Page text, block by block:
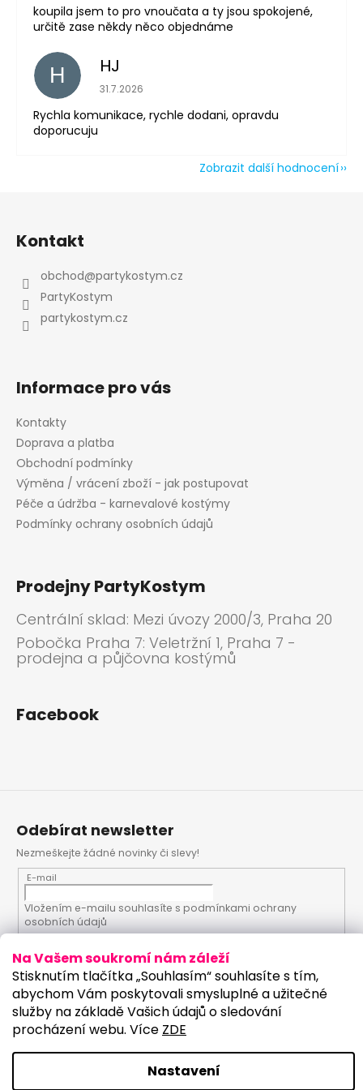
Na Vašem soukromí nám záleží
Stisknutím tlačítka „Souhlasím“ souhlasíte s tím,
abychom Vám poskytovali smysluplné a užitečné
služby na základě Vašich údajů o sledování
procházení webu. Více ZDE
Nastavení
koupila jsem to pro vnoučata a ty jsou spokojené,
určitě zase někdy něco objednáme
H HJ
Hodnocení obchodu je 5 z 5 hvězdiček.
31.7.2026
Rychla komunikace, rychle dodani, opravdu
doporucuju
Zobrazit další hodnocení
Odebírat newsletter
Nezmeškejte žádné novinky či slevy!
E-mail
Vložením e-mailu souhlasíte s podmínkami ochrany
osobních údajů
PŘIHLÁSIT SE
Kontakt
obchod@partykostym.cz
PartyKostym
partykostym.cz
Informace pro vás
Kontakty
Doprava a platba
Obchodní podmínky
Výměna / vrácení zboží - jak postupovat
Péče a údržba - karnevalové kostýmy
Podmínky ochrany osobních údajů
Prodejny PartyKostym
Centrální sklad: Mezi úvozy 2000/3, Praha 20
Pobočka Praha 7: Veletržní 1, Praha 7 -
prodejna a půjčovna kostýmů
Facebook
Vytvořil Shoptet
Upravilo studio:
PartyKostym.cz
Upravit nastavení cookies